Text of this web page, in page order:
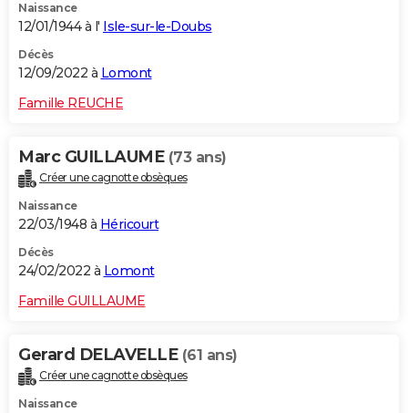
Naissance
12/01/1944 à l' Isle-sur-le-Doubs
Décès
12/09/2022 à Lomont
Famille REUCHE
Marc GUILLAUME (73 ans)
Créer une cagnotte obsèques
Naissance
22/03/1948 à Héricourt
Décès
24/02/2022 à Lomont
Famille GUILLAUME
Gerard DELAVELLE (61 ans)
Créer une cagnotte obsèques
Naissance